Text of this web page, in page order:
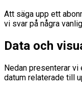
Att säga upp ett
vi svar på några
Data och
Nedan presenterar
datum relaterade till